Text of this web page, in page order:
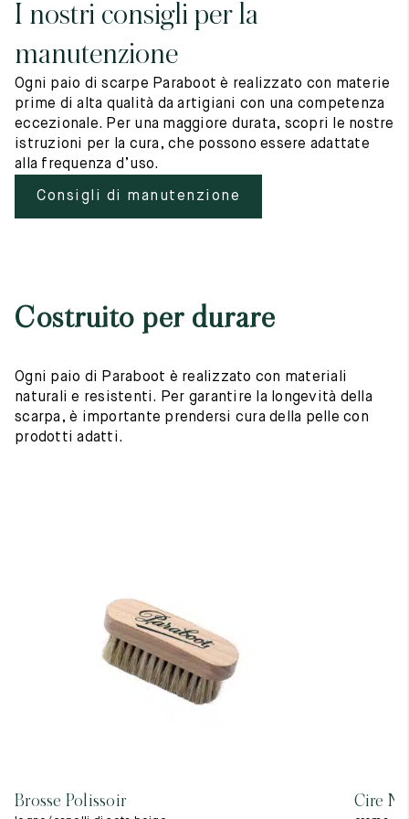
I nostri consigli per la
manutenzione
Ogni paio di scarpe Paraboot è realizzato con materie
prime di alta qualità da artigiani con una competenza
eccezionale. Per una maggiore durata, scopri le nostre
istruzioni per la cura, che possono essere adattate
alla frequenza d’uso.
Consigli di manutenzione
Costruito per durare
Ogni paio di Paraboot è realizzato con materiali
naturali e resistenti. Per garantire la longevità della
scarpa, è importante prendersi cura della pelle con
prodotti adatti.
Brosse Polissoir Cire